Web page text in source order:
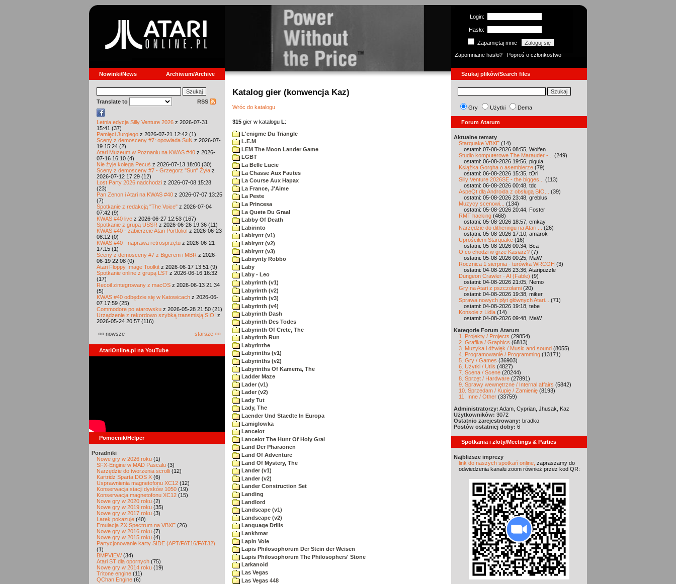
Login:
Hasło:
Zapamiętaj mnie
Zapomniane hasło?
Poproś o członkostwo
Nowinki/News Archiwum/Archive Szukaj plików/Search files
Translate to RSS
Letnia edycja Silly Venture 2026 z 2026-07-31
15:41 (37)
Pamięci Jurgiego z 2026-07-21 12:42 (1)
Sceny z demosceny #7: opowiada SuN z 2026-07-
19 15:24 (2)
Atari Muzeum w Poznaniu na KWAS #40 z 2026-
07-16 16:10 (4)
Nie żyje kolega Pecuś z 2026-07-13 18:00 (30)
Sceny z demosceny #7 - Grzegorz "Sun" Żyła z
2026-07-12 17:29 (12)
Lost Party 2026 nadchodzi z 2026-07-08 15:28
(23)
Pan Zenon i Atari na KWAS #40 z 2026-07-07 13:25
(7)
Spotkanie z redakcją "The Voice" z 2026-07-04
07:42 (9)
KWAS #40 live z 2026-06-27 12:53 (167)
Spotkanie z grupą USSR z 2026-06-26 19:36 (11)
KWAS #40 - zabierzcie Atari Portfolio! z 2026-06-23
08:12 (0)
KWAS #40 - naprawa retrosprzętu z 2026-06-21
17:15 (1)
Sceny z demosceny #7 z Bigerem i MBR z 2026-
06-19 22:08 (0)
Atari Floppy Image Toolkit z 2026-06-17 13:51 (9)
Spotkanie online z grupą LST z 2026-06-16 16:32
(17)
Recoil zintegrowany z macOS z 2026-06-13 21:34
(5)
KWAS #40 odbędzie się w Katowicach z 2026-06-
07 17:59 (25)
Commodore po atarowsku z 2026-05-28 21:50 (21)
Urządzenie z rekordowo szybką transmisją SIO! z
2026-05-24 20:57 (116)
«« nowsze starsze »»
AtariOnline.pl na YouTube
Pomocnik/Helper
Poradniki
Nowe gry w 2026 roku (1)
SFX-Engine w MAD Pascalu (3)
Narzędzie do tworzenia scrolli (12)
Kartridż Sparta DOS X (6)
Usprawnienia magnetofonu XC12 (12)
Konserwacja stacji dysków 1050 (19)
Konserwacja magnetofonu XC12 (15)
Nowe gry w 2020 roku (2)
Nowe gry w 2019 roku (35)
Nowe gry w 2017 roku (3)
Larek pokazuje (40)
Emulacja ZX Spectrum na VBXE (26)
Nowe gry w 2016 roku (7)
Nowe gry w 2015 roku (4)
Partycjonowanie karty SIDE (APT/FAT16/FAT32)
(1)
BMPVIEW(34)
Atari ST dla opornych (75)
Nowe gry w 2014 roku (19)
Tritone engine (11)
QChan Engine (6)
Katalog gier (konwencja Kaz)
Wróc do katalogu
315 gier w katalogu L:
L'enigme Du Triangle
L.E.M
LEM The Moon Lander Game
LGBT
La Belle Lucie
La Chasse Aux Fautes
La Course Aux Hapax
La France, J'Aime
La Peste
La Princesa
La Quete Du Graal
Labby Of Death
Labirinto
Labirynt (v1)
Labirynt (v2)
Labirynt (v3)
Labirynty Robbo
Laby
Laby - Leo
Labyrinth (v1)
Labyrinth (v2)
Labyrinth (v3)
Labyrinth (v4)
Labyrinth Dash
Labyrinth Des Todes
Labyrinth Of Crete, The
Labyrinth Run
Labyrinthe
Labyrinths (v1)
Labyrinths (v2)
Labyrinths Of Kamerra, The
Ladder Maze
Lader (v1)
Lader (v2)
Lady Tut
Lady, The
Laender Und Staedte In Europa
Lamiglowka
Lancelot
Lancelot The Hunt Of Holy Gral
Land Der Pharaonen
Land Of Adventure
Land Of Mystery, The
Lander (v1)
Lander (v2)
Lander Construction Set
Landing
Landlord
Landscape (v1)
Landscape (v2)
Language Drills
Lankhmar
Lapin Vole
Lapis Philosophorum Der Stein der Weisen
Lapis Philosophorum The Philosophers' Stone
Larkanoid
Las Vegas
Las Vegas 448
Gry Użytki Dema
Forum Atarum
Aktualne tematy
Starquake VBXE (14)
ostatni: 07-08-2026 08:55, Wolfen
Studio komputerowe The Marauder -...
(249)
ostatni: 06-08-2026 19:56, pigula
Książka Gorgha o asemblerze (79)
ostatni: 06-08-2026 15:35, tOri
Silly Venture 2026SE - the bigges...
(113)
ostatni: 06-08-2026 00:48, tdc
AspeQt dla Androida z obsługą SIO...
(39)
ostatni: 05-08-2026 23:48, greblus
Muzycy scenowi...
(134)
ostatni: 05-08-2026 20:44, Foster
RMT hacking (468)
ostatni: 05-08-2026 18:57, emkay
Narzędzie do ditheringu na Atari ...
(26)
ostatni: 05-08-2026 17:10, amarok
Uprościłem Starquake (16)
ostatni: 05-08-2026 00:34, Bca
O co chodzi w grze Kasiarz? (7)
ostatni: 05-08-2026 00:25, MaW
Rocznica 1 sierpnia - turówka WRCOH (3)
ostatni: 04-08-2026 23:36, Ataripuzzle
Dungeon Crawler - AI (Fable) (9)
ostatni: 04-08-2026 21:05, Nemo
Gry na Atari z pszczołami (20)
ostatni: 04-08-2026 19:38, miker
Sprawa nowych płyt głównych Atari...
(71)
ostatni: 04-08-2026 19:18, tebe
Konsole z Lidla (14)
ostatni: 04-08-2026 09:48, MaW
Kategorie Forum Atarum
1. Projekty / Projects (29854)
2. Grafika / Graphics (6813)
3. Muzyka i dźwięk / Music and sound (8055)
4. Programowanie / Programming (13171)
5. Gry / Games (36903)
6. Użytki / Utils (4827)
7. Scena / Scene (20244)
8. Sprzęt / Hardware (27891)
9. Sprawy wewnętrzne / Internal affairs (5842)
10. Sprzedam / Kupię / Zamienię (8193)
11. Inne / Other (33759)
Administratorzy: Adam, Cyprian, Jhusak, Kaz
Użytkowników: 3072
Ostatnio zarejestrowany: bradko
Postów ostatniej doby: 6
Spotkania i zloty/Meetings & Parties
Najbliższe imprezy
link do naszych spotkań online, zapraszamy do
odwiedzenia kanału zoom również przez kod QR: